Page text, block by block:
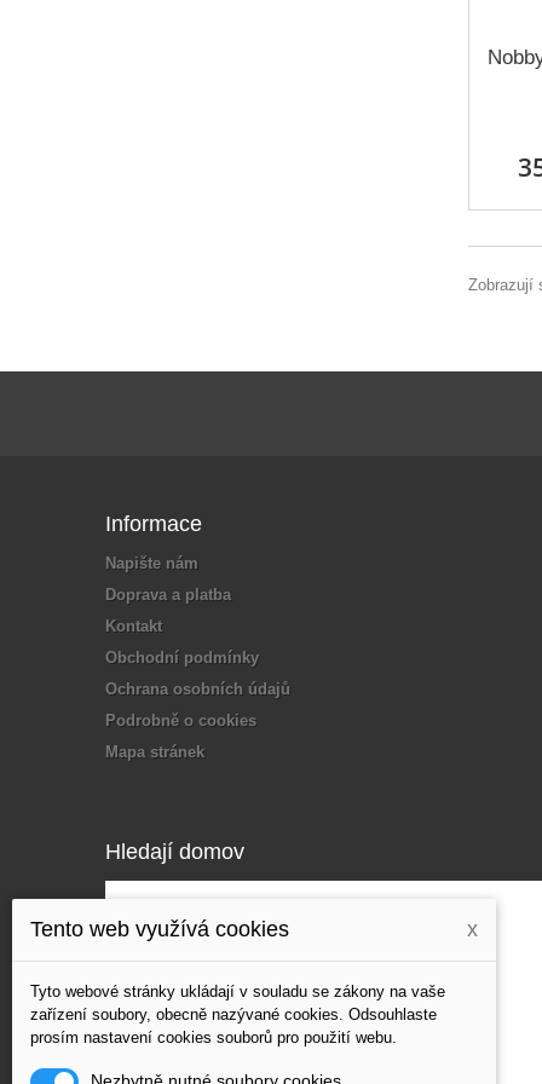
Zobrazují
Informace
Napište nám
Doprava a platba
Kontakt
Obchodní podmínky
Ochrana osobních údajů
Podrobně o cookies
Mapa stránek
Hledají domov
Tento web využívá cookies x
Tyto webové stránky ukládají v souladu se zákony na vaše
zařízení soubory, obecně nazývané cookies. Odsouhlaste
prosím nastavení cookies souborů pro použití webu.